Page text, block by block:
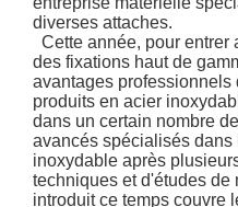
diverses attaches.
Cette année, pour entrer
des fixations haut de
avantages
produits en acier
dans un certain nombre
avancés spécialisés
inoxydable après
techniques et d'études de
introduit ce temps couvre